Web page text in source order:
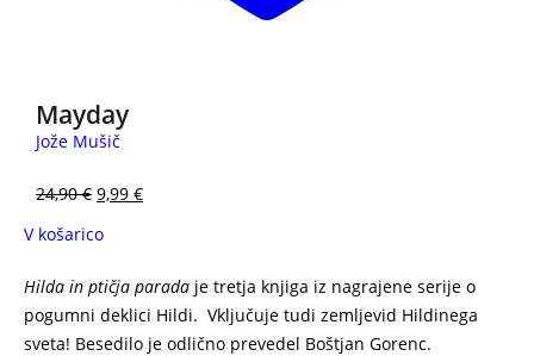
Mayday
Jože Mušič
24,90€ 9,99 €
V košarico
Hilda in ptičja parada je tretja knjiga iz nagrajene serije o
pogumni deklici Hildi. Vključuje tudi zemljevid Hildinega
sveta! Besedilo je odlično prevedel Boštjan Gorenc.